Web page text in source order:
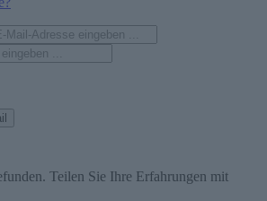
Teilen Sie Ihre Erfahrungen mit